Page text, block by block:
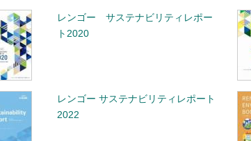
レンゴー サステナビリティレポー
ト2020
レンゴー サステナビリティレポート
2022